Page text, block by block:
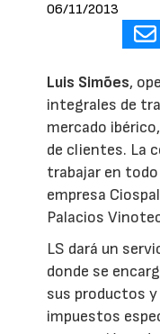
06/11/2013
Luis Simões,
integrales de
mercado
de clientes. La
trabajar en
empresa
Palacios
LS dará un
donde se
sus productos
impuestos